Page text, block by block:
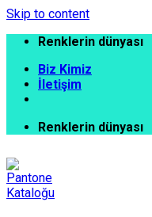
Skip to content
Renklerin dünyası
Biz Kimiz
İletişim
Renklerin dünyası